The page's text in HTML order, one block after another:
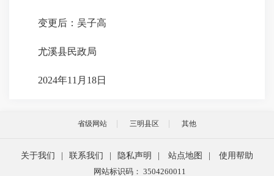
变更后：吴子高
尤溪县民政局
2024年11月18日
省级网站 三明县区 其他
关于我们 联系我们 隐私声明 站点地图
使用帮助
网站标识码： 3504260011